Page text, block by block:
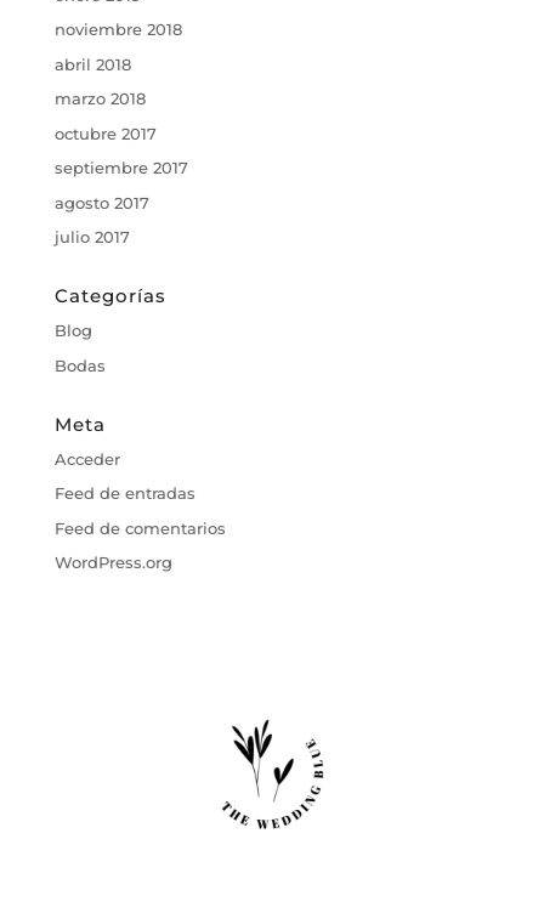
noviembre 2018
abril 2018
marzo 2018
octubre 2017
septiembre 2017
agosto 2017
julio 2017
Categorías
Blog
Bodas
Meta
Acceder
Feed de entradas
Feed de comentarios
WordPress.org